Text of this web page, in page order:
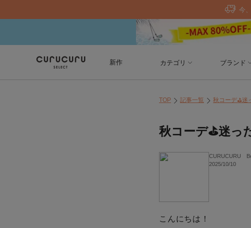
新作 カテゴリ ブランド
TOP 記事一覧 秋コーデ⛳迷
秋コーデ⛳迷っ
CURUCURU
2025/10/10
こんにちは！